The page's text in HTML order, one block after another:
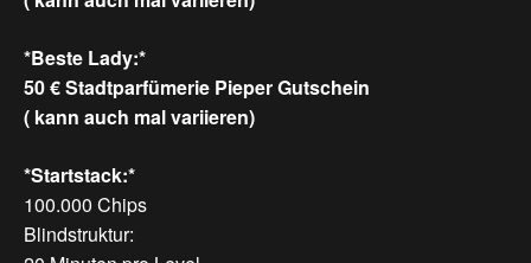
*Beste Lady:*
50 € Stadtparfümerie Pieper Gutschein
( kann auch mal variieren)
*Startstack:*
100.000 Chips
Blindstruktur: